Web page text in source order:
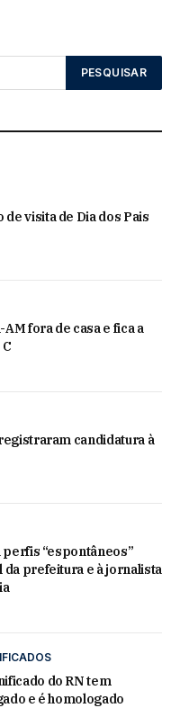
visita de Dia dos Pais
fora de casa e fica a
candidatura à
perfis “espontâneos”
prefeitura e à jornalista
do RN tem
e é homologado